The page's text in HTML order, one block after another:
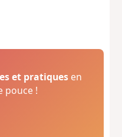
et pratiques en
pouce !